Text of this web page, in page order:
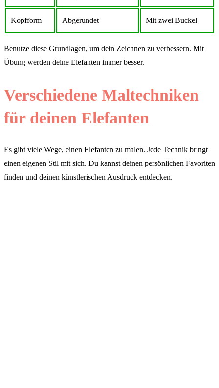
Kopfform Abgerundet Mit zwei Buckel
Benutze diese Grundlagen, um dein Zeichnen zu verbessern. Mit
Übung werden deine Elefanten immer besser.
Verschiedene Maltechniken
für deinen Elefanten
Es gibt viele Wege, einen Elefanten zu malen. Jede Technik bringt
einen eigenen Stil mit sich. Du kannst deinen persönlichen Favoriten
finden und deinen künstlerischen Ausdruck entdecken.